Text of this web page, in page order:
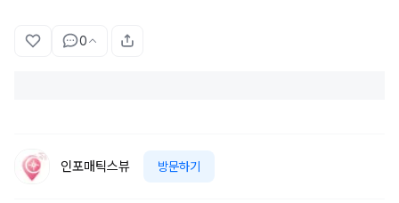
0
인포매틱스뷰 방문하기